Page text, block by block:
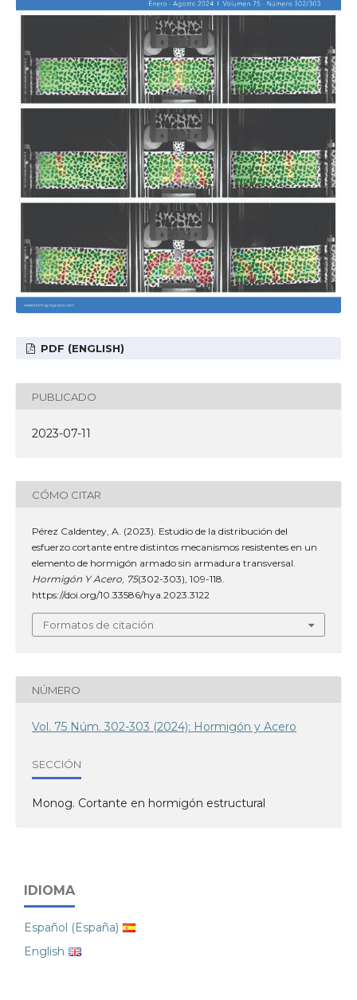
PDF (ENGLISH)
PUBLICADO
2023-07-11
CÓMO CITAR
Pérez Caldentey, A. (2023). Estudio de la distribución del
esfuerzo cortante entre distintos mecanismos resistentes en un
elemento de hormigón armado sin armadura transversal.
Hormigón Y Acero, 75(302-303), 109-118.
https://doi.org/10.33586/hya.2023.3122
Formatos de citación
NÚMERO
Vol. 75 Núm. 302-303 (2024): Hormigón y Acero
SECCIÓN
Monog. Cortante en hormigón estructural
IDIOMA
Español (España)
English